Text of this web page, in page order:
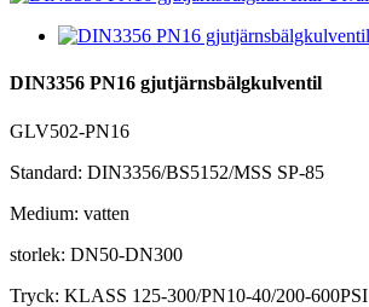
DIN3356 PN16 gjutjärnsbälgkulventil
GLV502-PN16
Standard: DIN3356/BS5152/MSS SP-85
Medium: vatten
storlek: DN50-DN300
Tryck: KLASS 125-300/PN10-40/200-600PSI